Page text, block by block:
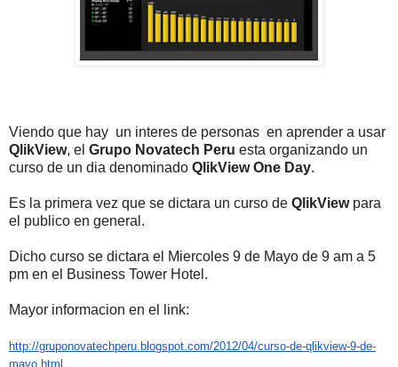
Viendo que hay un interes de personas en aprender a usar
QlikView, el Grupo Novatech Peru esta organizando un
curso de un dia denominado QlikView One Day.
Es la primera vez que se dictara un curso de QlikView para
el publico en general.
Dicho curso se dictara el Miercoles 9 de Mayo de 9 am a 5
pm en el Business Tower Hotel.
Mayor informacion en el link:
http://gruponovatechperu. blogspot.com/2012/04/curso-de-qlikview-9-de-
mayo.html